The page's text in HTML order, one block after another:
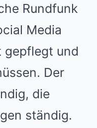
Rundfunk
Media
gepflegt und
Der
die
ständig.